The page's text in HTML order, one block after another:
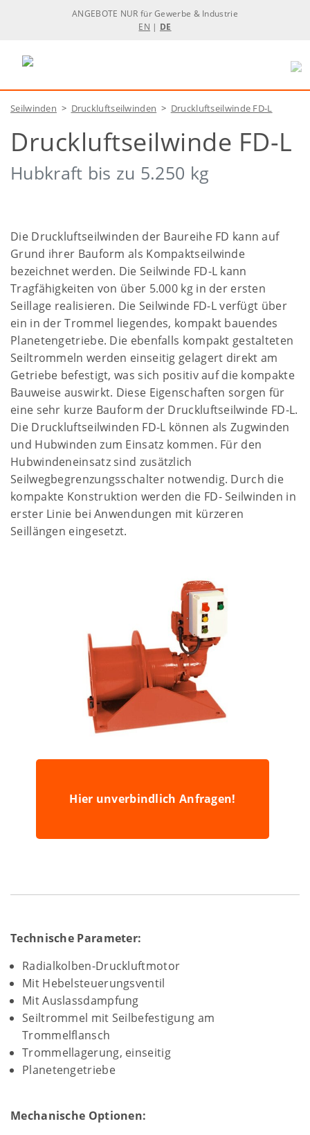
ANGEBOTE NUR für Gewerbe & Industrie
EN | DE
Seilwinden > Druckluftseilwinden > Druckluftseilwinde FD-L
Druckluftseilwinde FD-L
Hubkraft bis zu 5.250 kg
Die Druckluftseilwinden der Baureihe FD kann auf
Grund ihrer Bauform als Kompaktseilwinde
bezeichnet werden. Die Seilwinde FD-L kann
Tragfähigkeiten von über 5.000 kg in der ersten
Seillage realisieren. Die Seilwinde FD-L verfügt über
ein in der Trommel liegendes, kompakt bauendes
Planetengetriebe. Die ebenfalls kompakt gestalteten
Seiltrommeln werden einseitig gelagert direkt am
Getriebe befestigt, was sich positiv auf die kompakte
Bauweise auswirkt. Diese Eigenschaften sorgen für
eine sehr kurze Bauform der Druckluftseilwinde FD-L.
Die Druckluftseilwinden FD-L können als Zugwinden
und Hubwinden zum Einsatz kommen. Für den
Hubwindeneinsatz sind zusätzlich
Seilwegbegrenzungsschalter notwendig. Durch die
kompakte Konstruktion werden die FD- Seilwinden in
erster Linie bei Anwendungen mit kürzeren
Seillängen eingesetzt.
Hier unverbindlich Anfragen!
Technische Parameter:
Radialkolben-Druckluftmotor
Mit Hebelsteuerungsventil
Mit Auslassdampfung
Seiltrommel mit Seilbefestigung am
Trommelflansch
Trommellagerung, einseitig
Planetengetriebe
Mechanische Optionen: